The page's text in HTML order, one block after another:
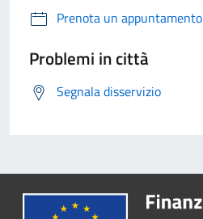
Prenota un appuntamento
Problemi in città
Segnala disservizio